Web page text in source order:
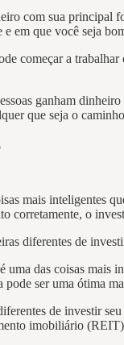
com sua principal
e em que você seja
começar a
ganham
que seja o
mais inteligentes
corretamente, o
diferentes de
uma das coisas mais
pode ser uma ótima
de investir
imobiliário